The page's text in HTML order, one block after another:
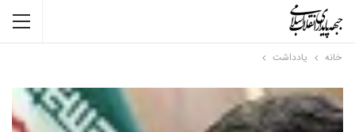
خانه یادداشت